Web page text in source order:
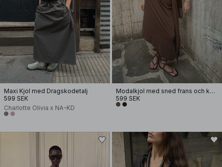
Maxi Kjol med Dragskodetalj
599 SEK
Charlotte Olivia x NA-KD
Modalkjol med sned frans och knytning
599 SEK